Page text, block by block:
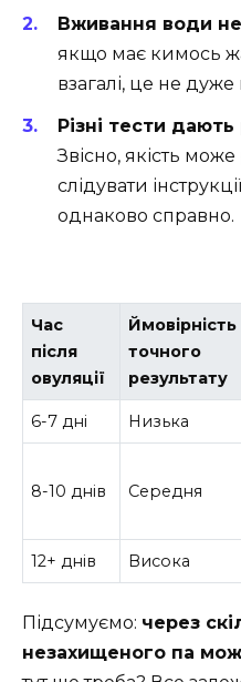
Вживання води
якщо має кимось
взагалі, це не
Різні тести дають
Звісно, якість
слідувати
однаково справно.
Час
після
овуляції
Ймовірність
точного
результату
6-7 дні Низька
8-10 днів Середня
12+ днів Висока
Підсумуємо: через
незахищеного па